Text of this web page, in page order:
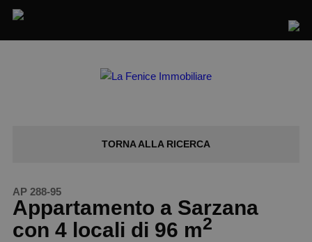
TORNA ALLA RICERCA
AP 288-95
Appartamento a Sarzana
con 4 locali di 96 m2